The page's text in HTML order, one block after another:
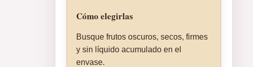
Cómo elegirlas
Busque frutos oscuros, secos, firmes
y sin líquido acumulado en el
envase.